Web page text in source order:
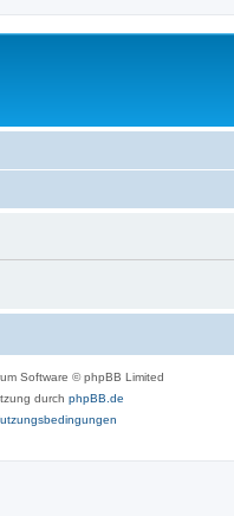
Software © phpBB Limited
durch phpBB.de